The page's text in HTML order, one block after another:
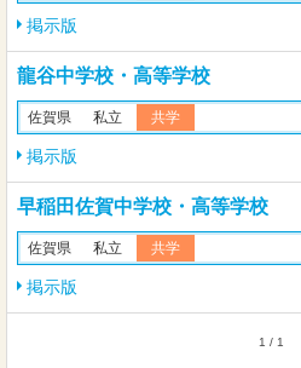
掲示版
龍谷中学校・高等学校
佐賀県 私立 共学
掲示版
早稲田佐賀中学校・高等学校
佐賀県 私立 共学
掲示版
1 / 1